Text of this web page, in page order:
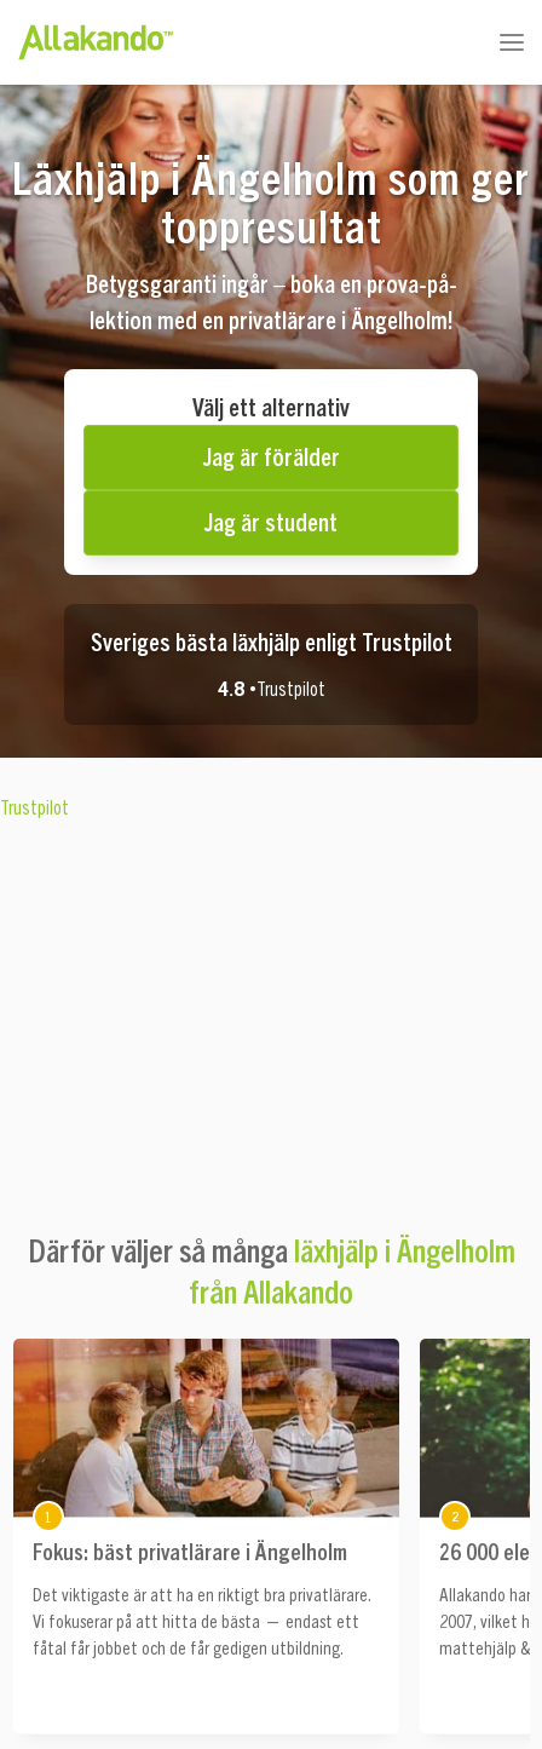
Läxhjälp i Ängelholm som ger
toppresultat
Betygsgaranti ingår – boka en prova-på-
lektion med en privatlärare i Ängelholm!
Välj ett alternativ
Jag är förälder
Jag är student
Sveriges bästa läxhjälp enligt Trustpilot
4.8 •Trustpilot
Trustpilot
Därför väljer så många läxhjälp i Ängelholm
från Allakando
1
Fokus: bäst privatlärare i Ängelholm
Det viktigaste är att ha en riktigt bra privatlärare.
Vi fokuserar på att hitta de bästa — endast ett
fåtal får jobbet och de får gedigen utbildning.
2
26 000
Allakando har
2007, vilket
mattehjälp &